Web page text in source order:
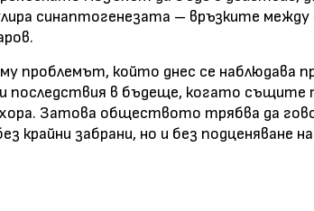
синаптогенезата – връзките
проблемът, който днес се наблюдава
последствия в бъдеще, когато същите
Затова обществото трябва да
крайни забрани, но и без подценяване